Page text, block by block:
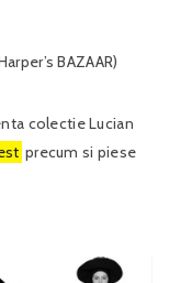
BAZAAR)
colectie Lucian
precum si piese